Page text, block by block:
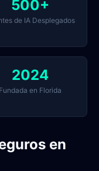
500+
de IA Desplegados
2024
Fundada en Florida
en